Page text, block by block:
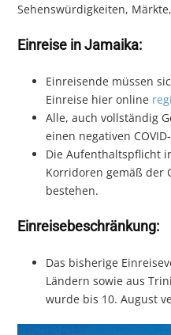
Sehenswürdigkeiten,
Einreise in Jamaika:
Einreisende müssen
Einreise hier online
Alle, auch vollständig
einen negativen
Die Aufenthaltspflicht
Korridoren gemäß der
bestehen.
Einreisebeschränkung:
Das bisherige
Ländern sowie aus
wurde bis 10. August